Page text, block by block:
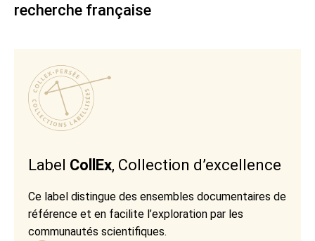
recherche française
Label CollEx, Collection d’excellence
Ce label distingue des ensembles documentaires de
référence et en facilite l’exploration par les
communautés scientifiques.